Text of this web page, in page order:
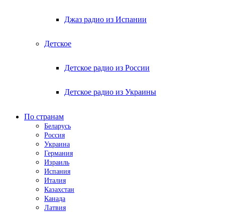
Джаз радио из Испании
Детское
Детское радио из России
Детское радио из Украины
По странам
Беларусь
Россия
Украина
Германия
Израиль
Испания
Италия
Казахстан
Канада
Латвия